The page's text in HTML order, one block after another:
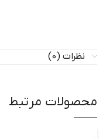
نظرات (0)
محصولات مرتبط